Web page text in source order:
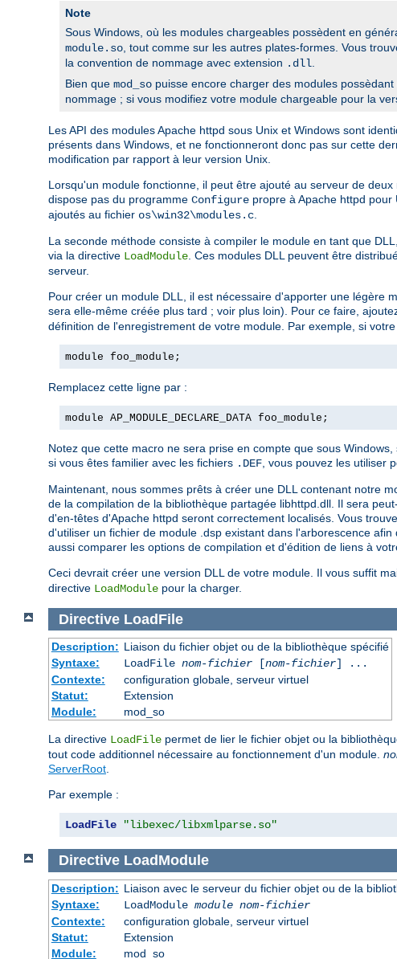
Note
Sous Windows, où les modules chargeables possèdent en
module.so , tout comme sur les autres plates-formes. Vous
la convention de nommage avec extension .dll
Bien que mod_so puisse encore charger des modules
nommage ; si vous modifiez votre module chargeable pour la
Les API des modules Apache httpd sous Unix et Windows sont
présents dans Windows, et ne fonctionneront donc pas sur cette
modification par rapport à leur version Unix.
Lorsqu'un module fonctionne, il peut être ajouté au serveur de
dispose pas du programme Configure propre à Apache httpd
ajoutés au fichier os\win32\modules.c
La seconde méthode consiste à compiler le module en tant que
via la directive LoadModule . Ces modules DLL peuvent être
serveur.
Pour créer un module DLL, il est nécessaire d'apporter une légère
sera elle-même créée plus tard ; voir plus loin). Pour ce faire,
définition de l'enregistrement de votre module. Par exemple, si
module foo_module;
Remplacez cette ligne par :
module AP_MODULE_DECLARE_DATA foo_module;
Notez que cette macro ne sera prise en compte que sous
si vous êtes familier avec les fichiers .DEF , vous pouvez les utiliser
Maintenant, nous sommes prêts à créer une DLL contenant notre
de la compilation de la bibliothèque partagée libhttpd.dll. Il sera
d'en-têtes d'Apache httpd seront correctement localisés. Vous
d'utiliser un fichier de module .dsp existant dans l'arborescence
aussi comparer les options de compilation et d'édition de liens à
Ceci devrait créer une version DLL de votre module. Il vous suffit
directive LoadModule pour la charger.
Directive LoadFile
Description: Liaison du fichier objet ou de la bibliothèque spécifié
Syntaxe:
LoadFile nom-fichier[nom-fichier] ...
Contexte:
configuration globale, serveur virtuel
Statut:
Extension
Module:
mod_so
La directive LoadFile permet de lier le fichier objet ou la
tout code additionnel nécessaire au fonctionnement d'un module.
ServerRoot.
Par exemple :
LoadFile "libexec/libxmlparse.so"
Directive LoadModule
Description: Liaison avec le serveur du fichier objet ou de la
Syntaxe:
LoadModule module nom-fichier
Contexte:
configuration globale, serveur virtuel
Statut:
Extension
Module:
mod_so